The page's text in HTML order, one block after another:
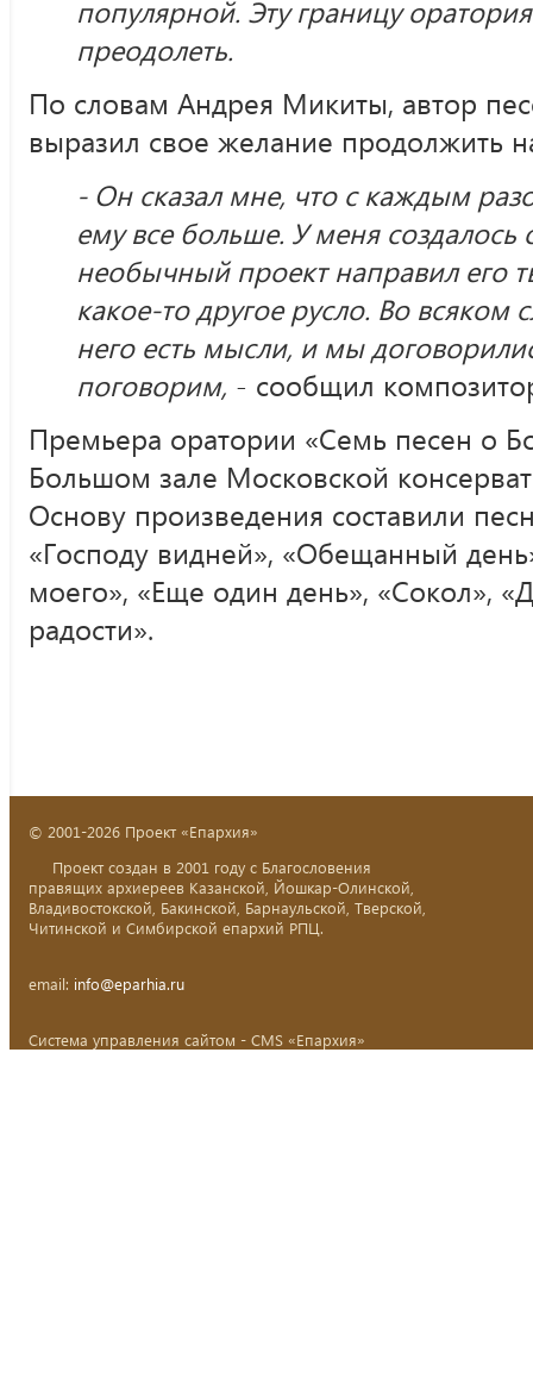
популярной. Эту границу
преодолеть.
По словам Андрея Микиты, автор
выразил свое желание продолжить
- Он сказал мне, что с каждым
ему все больше. У меня создалось
необычный проект направил его
какое-то другое русло. Во всяком
него есть мысли, и мы
поговорим, - сообщил
Премьера оратории «Семь песен о
Большом зале Московской
Основу произведения составили
«Господу видней», «Обещанный
моего», «Еще один день», «Сокол»,
радости».
© 2001-2026 Проект «Епархия»
Проект создан в 2001 году с Благословения
правящих архиереев Казанской, Йошкар-Олинской,
Владивостокской, Бакинской, Барнаульской, Тверской,
Читинской и Симбирской епархий РПЦ.
email: info@eparhia.ru
Система управления сайтом - CMS «Епархия»